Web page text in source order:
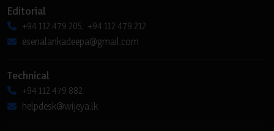
Editorial
+94 112 479 205, +94 112 479 212
esenalankadeepa@gmail.com
Technical
+94 112 479 882
helpdesk@wijeya.lk